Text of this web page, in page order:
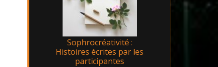
Sophrocréativité :
Histoires écrites par les
participantes